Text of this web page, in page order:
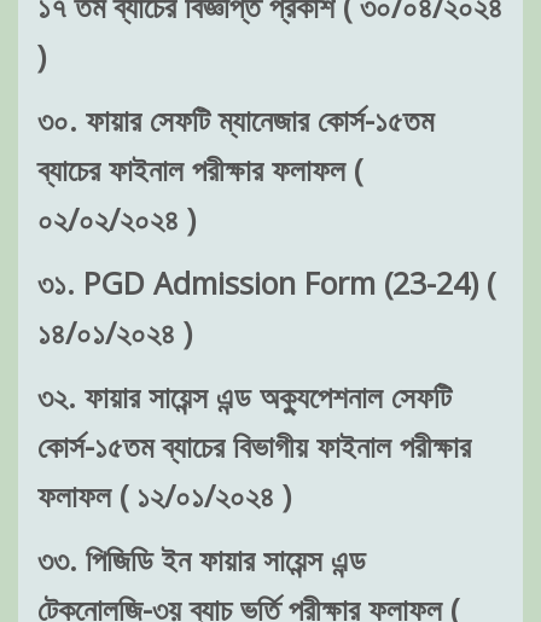
)
৩০. ফায়ার সেফটি ম্যানেজার কোর্স-১৫তম
ব্যাচের ফাইনাল পরীক্ষার ফলাফল (
০২/০২/২০২৪ )
৩১. PGD Admission Form (23-24) (
১৪/০১/২০২৪ )
৩২. ফায়ার সায়েন্স এন্ড অক্যুপেশনাল সেফটি
কোর্স-১৫তম ব্যাচের বিভাগীয় ফাইনাল পরীক্ষার
ফলাফল ( ১২/০১/২০২৪ )
৩৩. পিজিডি ইন ফায়ার সায়েন্স এন্ড
টেকনোলজি-৩য় ব্যাচ ভর্তি পরীক্ষার ফলাফল (